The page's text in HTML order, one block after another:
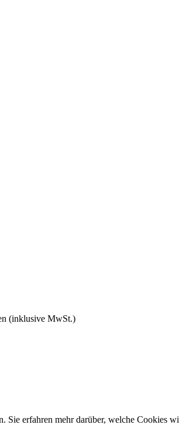
(inklusive MwSt.)
erfahren mehr darüber, welche Cookies